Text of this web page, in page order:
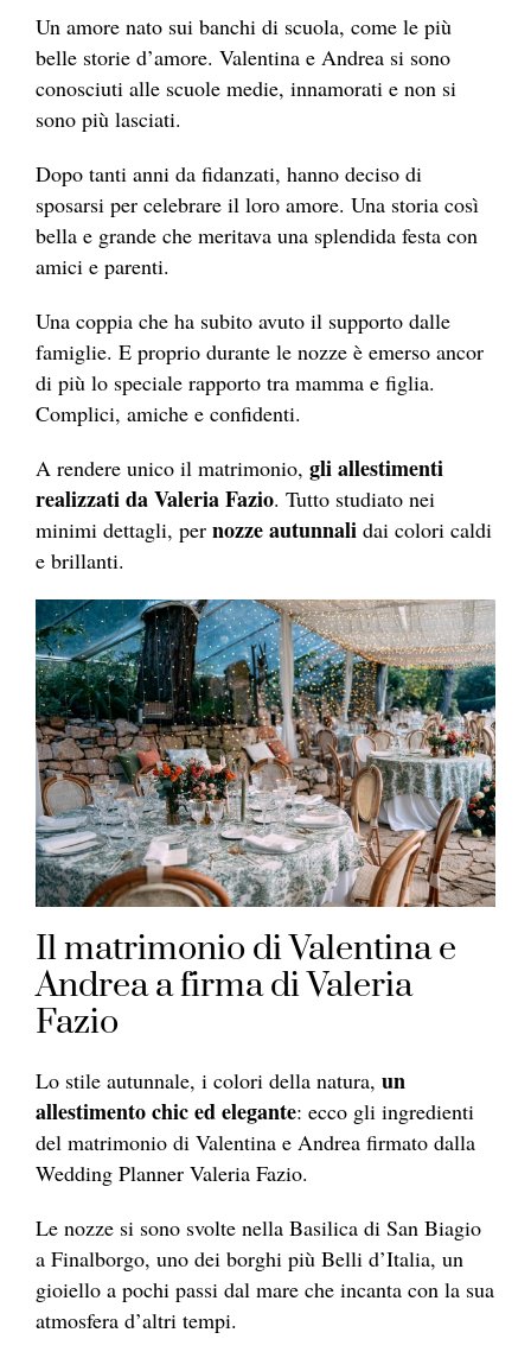
Un amore nato sui banchi di scuola, come le più
belle storie d’amore. Valentina e Andrea si sono
conosciuti alle scuole medie, innamorati e non si
sono più lasciati.
Dopo tanti anni da fidanzati, hanno deciso di
sposarsi per celebrare il loro amore. Una storia così
bella e grande che meritava una splendida festa con
amici e parenti.
Una coppia che ha subito avuto il supporto dalle
famiglie. E proprio durante le nozze è emerso ancor
di più lo speciale rapporto tra mamma e figlia.
Complici, amiche e confidenti.
A rendere unico il matrimonio, gli allestimenti
realizzati da Valeria Fazio. Tutto studiato nei
minimi dettagli, per nozze autunnali dai colori caldi
e brillanti.
Il matrimonio di Valentina e
Andrea a firma di Valeria
Fazio
Lo stile autunnale, i colori della natura, un
allestimento chic ed elegante: ecco gli ingredienti
del matrimonio di Valentina e Andrea firmato dalla
Wedding Planner Valeria Fazio.
Le nozze si sono svolte nella Basilica di San Biagio
a Finalborgo, uno dei borghi più Belli d’Italia, un
gioiello a pochi passi dal mare che incanta con la sua
atmosfera d’altri tempi.